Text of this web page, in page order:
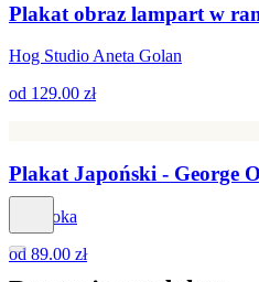
Plakat obraz lampart w
Hog Studio Aneta Golan
od 129.00 zł
Plakat Japoński - George
Dapidoka
od 89.00 zł